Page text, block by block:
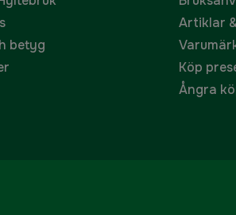
betyg
Artiklar
Köp
Ångra